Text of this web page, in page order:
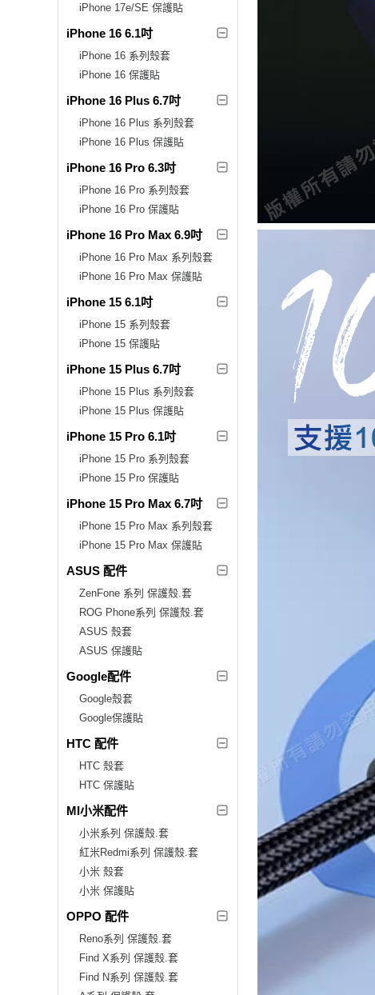
iPhone 17e/SE 保護貼
iPhone 16 6.1吋
iPhone 16 系列殼套
iPhone 16 保護貼
iPhone 16 Plus 6.7吋
iPhone 16 Plus 系列殼套
iPhone 16 Plus 保護貼
iPhone 16 Pro 6.3吋
iPhone 16 Pro 系列殼套
iPhone 16 Pro 保護貼
iPhone 16 Pro Max 6.9吋
iPhone 16 Pro Max 系列殼套
iPhone 16 Pro Max 保護貼
iPhone 15 6.1吋
iPhone 15 系列殼套
iPhone 15 保護貼
iPhone 15 Plus 6.7吋
iPhone 15 Plus 系列殼套
iPhone 15 Plus 保護貼
iPhone 15 Pro 6.1吋
iPhone 15 Pro 系列殼套
iPhone 15 Pro 保護貼
iPhone 15 Pro Max 6.7吋
iPhone 15 Pro Max 系列殼套
iPhone 15 Pro Max 保護貼
ASUS 配件
ZenFone 系列 保護殼.套
ROG Phone系列 保護殼.套
ASUS 殼套
ASUS 保護貼
Google配件
Google殼套
Google保護貼
HTC 配件
HTC 殼套
HTC 保護貼
MI小米配件
小米系列 保護殼.套
紅米Redmi系列 保護殼.套
小米 殼套
小米 保護貼
OPPO 配件
Reno系列 保護殼.套
Find X系列 保護殼.套
Find N系列 保護殼.套